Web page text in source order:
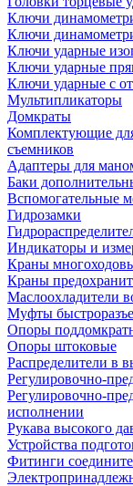
Ключи
Ключи
Ключи ударные
Ключи ударные
Ключи ударные с
Мультипликаторы
Домкраты
Комплектующие
съемников
Адаптеры для
Баки
Вспомогательные
Гидрозамки
Индикаторы и
Краны
Краны
Маслоохладители
Муфты
Опоры
Опоры штоковые
Распределители в
Регулировочно-
Регулировочно-
исполнении
Рукава высокого
Устройства
Фитинги